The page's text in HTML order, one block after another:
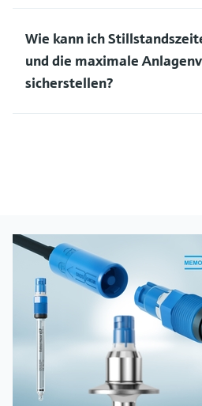
Wie kann ich
und die maximale
sicherstellen?